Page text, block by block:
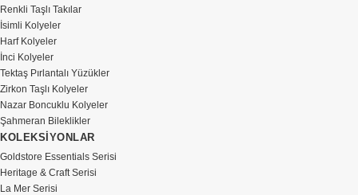
Renkli Taşlı Takılar
İsimli Kolyeler
Harf Kolyeler
İnci Kolyeler
Tektaş Pırlantalı Yüzükler
Zirkon Taşlı Kolyeler
Nazar Boncuklu Kolyeler
Şahmeran Bileklikler
KOLEKSİYONLAR
Goldstore Essentials Serisi
Heritage & Craft Serisi
La Mer Serisi